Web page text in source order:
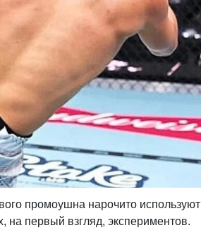
промоушна нарочито используют
на первый взгляд, экспериментов.